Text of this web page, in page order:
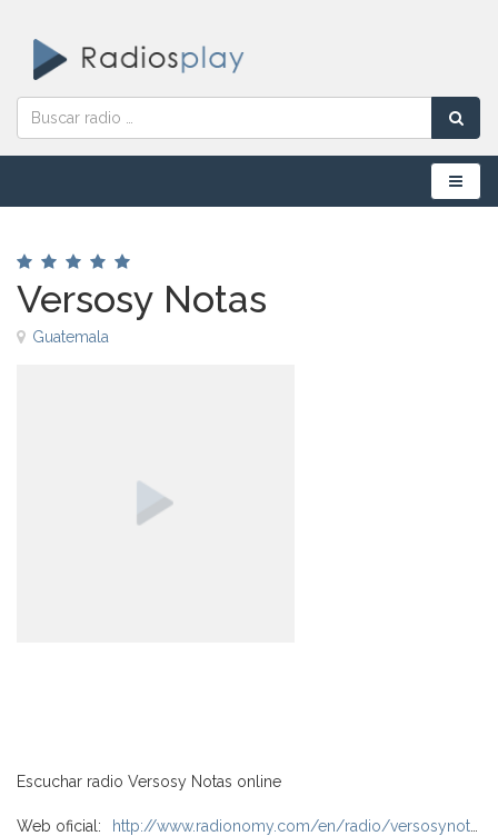
Menú
Versosy Notas
Guatemala
Escuchar radio Versosy Notas online
Web oficial:
http://www.radionomy.com/en/radio/versosynotas